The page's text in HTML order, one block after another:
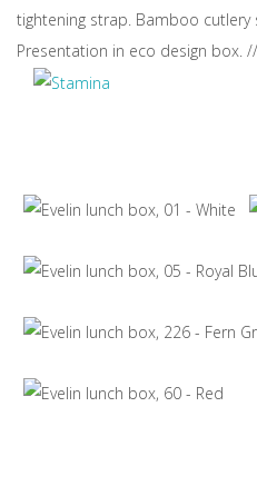
tightening strap. Bamboo cutlery
Presentation in eco design box.